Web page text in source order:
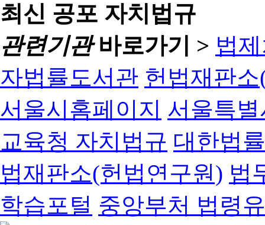
최신 공포 자치법규
관련기관바로가기 > 법
자법률도서관 헌법재판
서울시홈페이지 서울특
교육청 자치법규 대한법
법재판소(헌법연구원) 법
학습포털 중앙부처 법령